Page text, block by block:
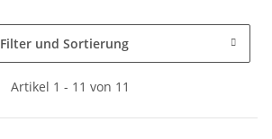
Filter und Sortierung
Artikel 1 - 11 von 11